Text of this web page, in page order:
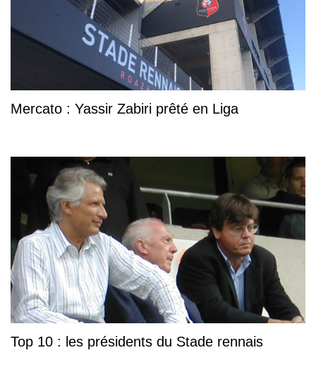
Mercato : Yassir Zabiri prêté en Liga
Top 10 : les présidents du Stade rennais